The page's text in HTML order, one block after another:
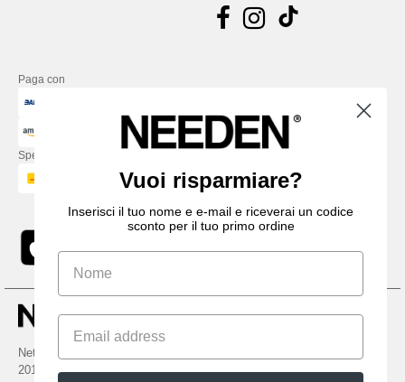
Paga con
Spediamo con
Netenders Italy SRL — Registered office GALLERIA DEL CORSO 1 -
20122 MILANO (MI) -Italy
Vuoi risparmiare?
Inserisci il tuo nome e e-mail e riceverai un codice
sconto per il tuo primo ordine